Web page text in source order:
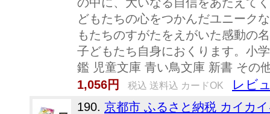
どもたちの心をつかんだユニーク
もたちのすがたをえがいた感動の
子どもたち自身におくります。小
鑑 児童文庫 青い鳥文庫 新書 その
1,056円
税込 送料込 カードOK レビ
190. 京都市 ふるさと納税 カイカ